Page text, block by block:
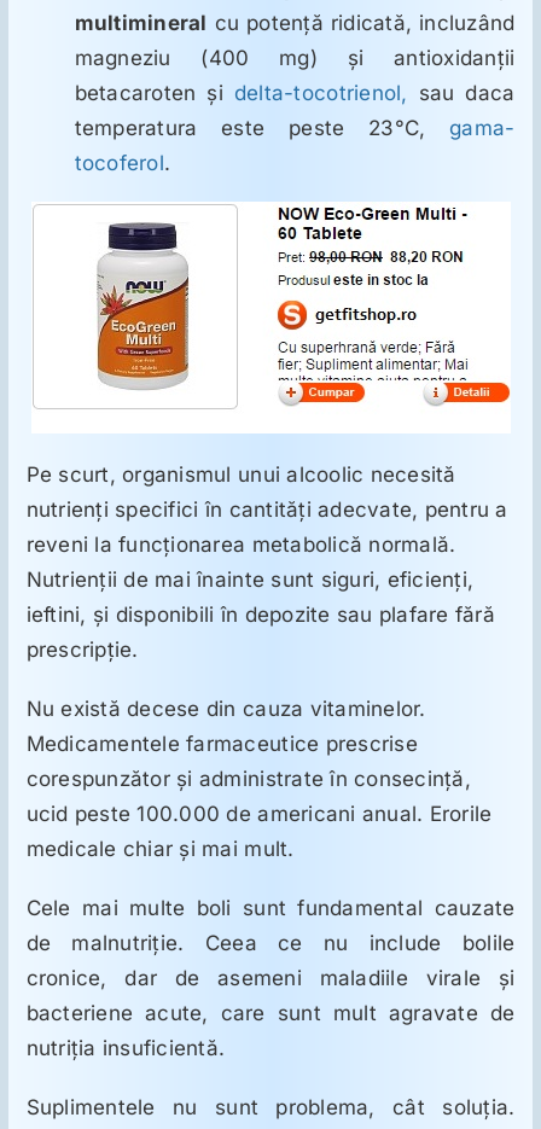
multimineral cu potenţă ridicată, incluzând
magneziu (400 mg) şi antioxidanţii
betacaroten şi delta-tocotrienol, sau daca
temperatura este peste 23°C, gama-
tocoferol.
Pe scurt, organismul unui alcoolic necesită
nutrienţi specifici în cantităţi adecvate, pentru a
reveni la funcţionarea metabolică normală.
Nutrienţii de mai înainte sunt siguri, eficienţi,
ieftini, şi disponibili în depozite sau plafare fără
prescripţie.
Nu există decese din cauza vitaminelor.
Medicamentele farmaceutice prescrise
corespunzător şi administrate în consecinţă,
ucid peste 100.000 de americani anual. Erorile
medicale chiar şi mai mult.
Cele mai multe boli sunt fundamental cauzate
de malnutriţie. Ceea ce nu include bolile
cronice, dar de asemeni maladiile virale şi
bacteriene acute, care sunt mult agravate de
nutriţia insuficientă.
Suplimentele nu sunt problema, cât soluţia.